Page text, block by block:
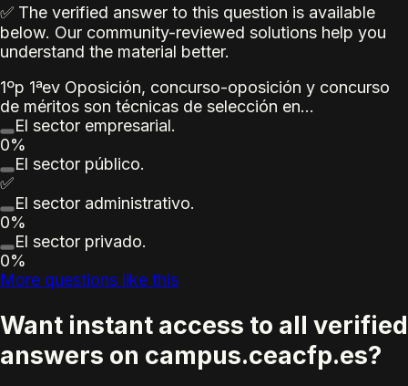
✅ The verified answer to this question is available
below. Our community-reviewed solutions help you
understand the material better.
1ºp 1ªev Oposición, concurso-oposición y concurso
de méritos son técnicas de selección en…
El sector empresarial.
0%
El sector público.
✅
El sector administrativo.
0%
El sector privado.
0%
More questions like this
Want instant access to all verified
answers on campus.ceacfp.es?